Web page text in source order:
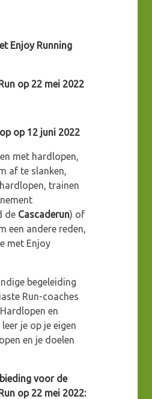
Enjoy Running
op 22 mei 2022
op 12 juni 2022
met hardlopen,
af te slanken,
trainen
de Cascaderun) of
een andere reden,
met Enjoy
begeleiding
Run-coaches
en
je op je eigen
en je doelen
voor de
op 22 mei 2022: